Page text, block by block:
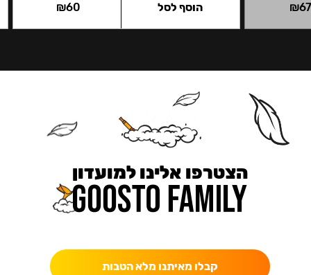
₪
₪60 הוסף לסל
הצטרפו אלינו למועדון
קבלו מאיתנו מלא הטבות